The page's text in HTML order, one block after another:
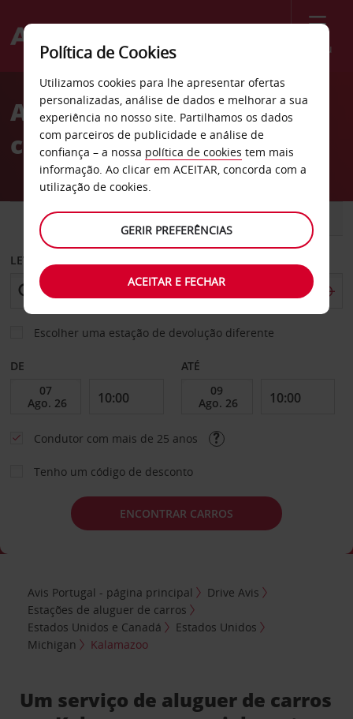
Menu
Welcome
AvisAluguer de
carros Kalamazoo
CARRO COMERCIAIS
LEVANTAR EM
Escolher uma estação de devolução diferente
DE ATÉ
Condutor com mais de 25 anos
Tenho um código de desconto
ENCONTRAR CARROS
Avis Portugal - página principal
Drive Avis
Estações de aluguer de carros
Estados Unidos e Canadá
Estados Unidos
Michigan
Kalamazoo
Um serviço de aluguer de carros
Política de Cookies
Utilizamos cookies para lhe apresentar ofertas
personalizadas, análise de dados e melhorar a sua
experiência no nosso site. Partilhamos os dados
com parceiros de publicidade e análise de
confiança – a nossa política de cookies tem mais
informação. Ao clicar em ACEITAR, concorda com a
utilização de cookies.
GERIR PREFERÊNCIAS
ACEITAR E FECHAR